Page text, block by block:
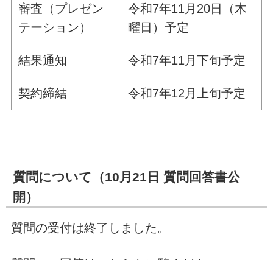
審査（プレゼン
テーション）
令和7年11月20日（木
曜日）予定
結果通知 令和7年11月下旬予定
契約締結 令和7年12月上旬予定
質問について（10月21日 質問回答書公
開）
質問の受付は終了しました。